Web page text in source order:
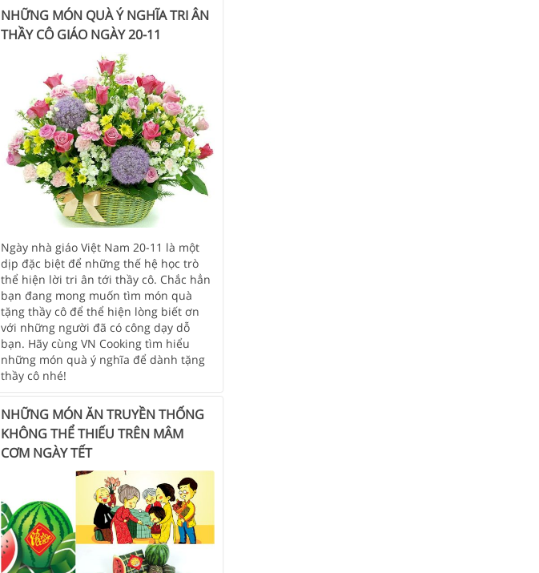
NHỮNG MÓN QUÀ Ý NGHĨA TRI ÂN
THẦY CÔ GIÁO NGÀY 20-11
Ngày nhà giáo Việt Nam 20-11 là một
dịp đặc biệt để những thế hệ học trò
thể hiện lời tri ân tới thầy cô. Chắc hẳn
bạn đang mong muốn tìm món quà
tặng thầy cô để thể hiện lòng biết ơn
với những người đã có công dạy dỗ
bạn. Hãy cùng VN Cooking tìm hiểu
những món quà ý nghĩa để dành tặng
thầy cô nhé!
NHỮNG MÓN ĂN TRUYỀN THỐNG
KHÔNG THỂ THIẾU TRÊN MÂM
CƠM NGÀY TẾT